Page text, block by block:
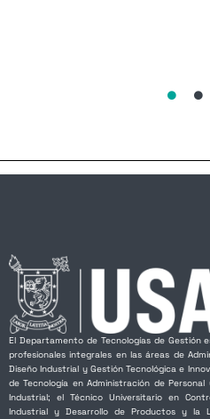
El Departamento de Tecnologías de Gestión
profesionales integrales en las áreas de
Diseño Industrial y Gestión Tecnológica e
de Tecnología en Administración de
Industrial; el Técnico Universitario en
Industrial y Desarrollo de Productos y la